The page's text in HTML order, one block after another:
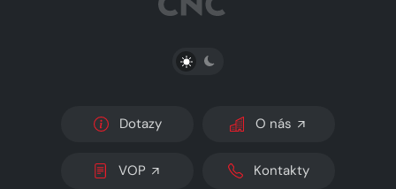
PŘEPNOUT SVĚTLÝ/TMAVÝ REŽIM
Dotazy O nás
VOP Kontakty